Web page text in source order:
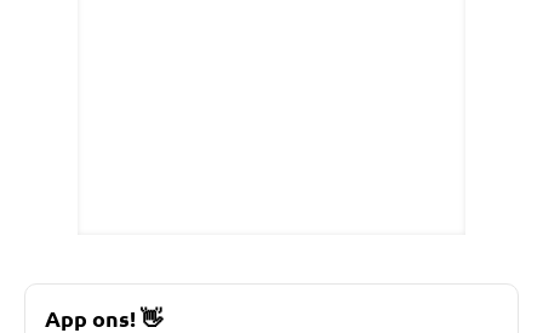
App ons!👋